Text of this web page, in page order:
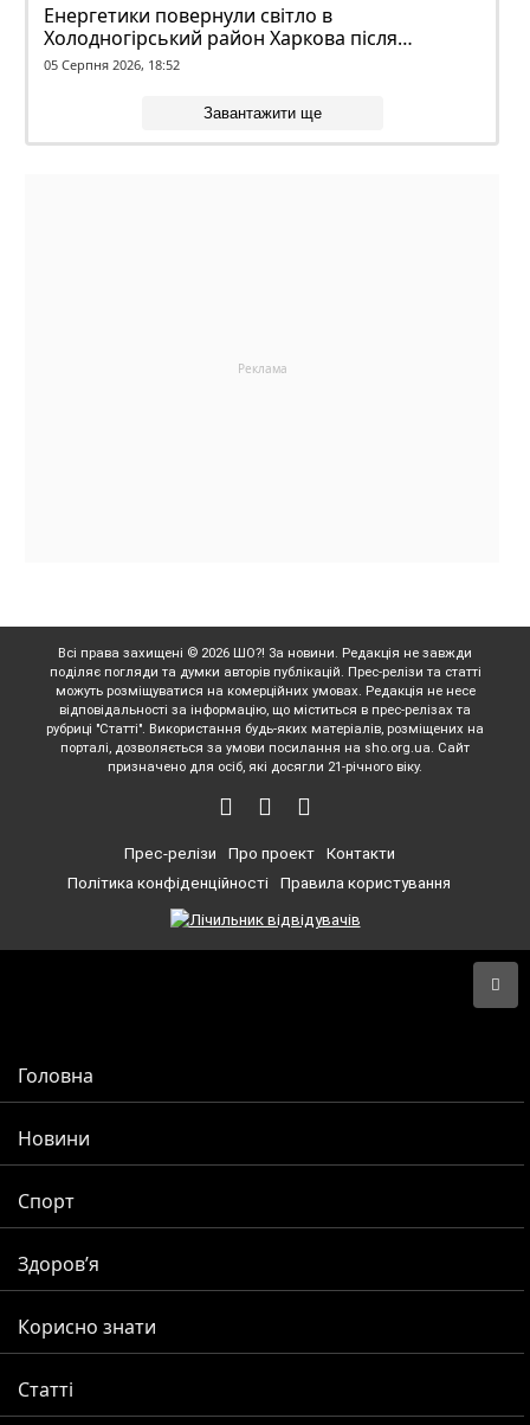
Енергетики повернули світло в
Холодногірський район Харкова після
ворожого обстрілу
05 Серпня 2026, 18:52
Завантажити ще
Всі права захищені © 2026 ШО?! За новини. Редакція не завжди
поділяє погляди та думки авторів публікацій. Прес-релізи та статті
можуть розміщуватися на комерційних умовах. Редакція не несе
відповідальності за інформацію, що міститься в прес-релізах та
рубриці "Статті". Використання будь-яких матеріалів, розміщених на
порталі, дозволяється за умови посилання на sho.org.ua. Сайт
призначено для осіб, які досягли 21-річного віку.
Прес-релізи Про проект
Контакти
Політика конфіденційності
Правила користування
Головна
Новини
Спорт
Здоров’я
Корисно знати
Статті